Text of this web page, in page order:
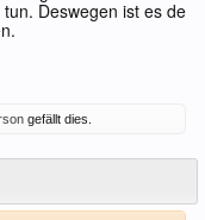
Deswegen ist es de
gefällt dies.